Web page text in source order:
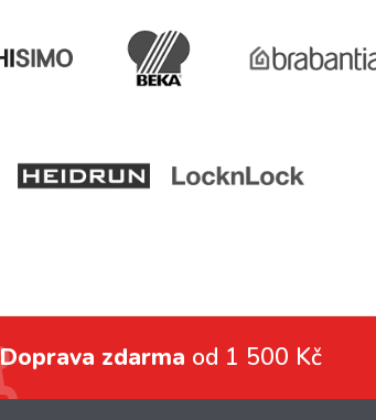
Doprava zdarma od 1 500 Kč